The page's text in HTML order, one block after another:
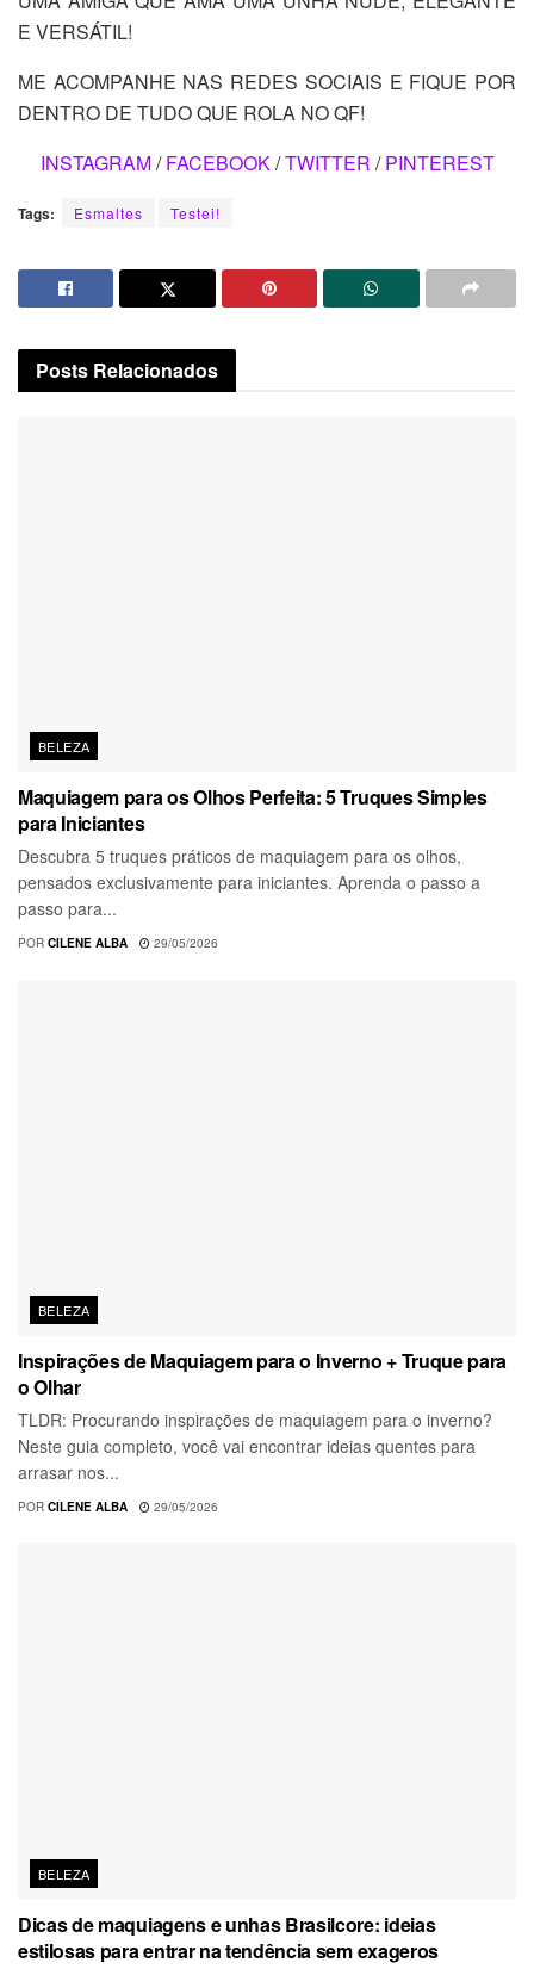
E VERSÁTIL!
ME ACOMPANHE NAS REDES SOCIAIS E FIQUE POR
DENTRO DE TUDO QUE ROLA NO QF!
INSTAGRAM/FACEBOOK/TWITTER /PINTEREST
Tags: Esmaltes Testei!
Posts Relacionados
BELEZA
Maquiagem para os Olhos Perfeita: 5 Truques Simples
para Iniciantes
Descubra 5 truques práticos de maquiagem para os olhos,
pensados exclusivamente para iniciantes. Aprenda o passo a
passo para...
POR CILENE ALBA 29/05/2026
BELEZA
Inspirações de Maquiagem para o Inverno + Truque para
o Olhar
TLDR: Procurando inspirações de maquiagem para o inverno?
Neste guia completo, você vai encontrar ideias quentes para
arrasar nos...
POR CILENE ALBA 29/05/2026
BELEZA
Dicas de maquiagens e unhas Brasilcore: ideias
estilosas para entrar na tendência sem exageros